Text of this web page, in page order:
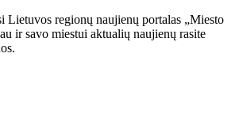
Lietuvos regionų naujienų portalas „Miesto
ir savo miestui aktualių naujienų rasite